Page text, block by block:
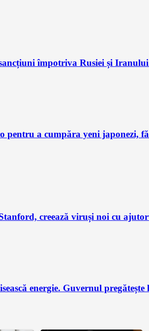
împotriva Rusiei și
pentru a cumpăra yeni japonezi,
creează viruși noi cu
energie. Guvernul